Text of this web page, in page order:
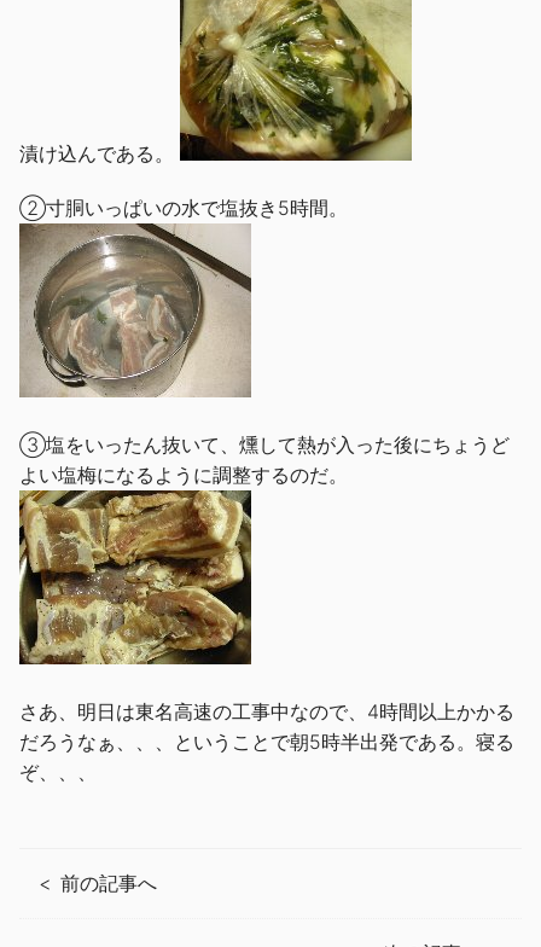
漬け込んである。
②寸胴いっぱいの水で塩抜き5時間。
③塩をいったん抜いて、燻して熱が入った後にちょうど
よい塩梅になるように調整するのだ。
さあ、明日は東名高速の工事中なので、4時間以上かかる
だろうなぁ、、、ということで朝5時半出発である。寝る
ぞ、、、
前の記事へ